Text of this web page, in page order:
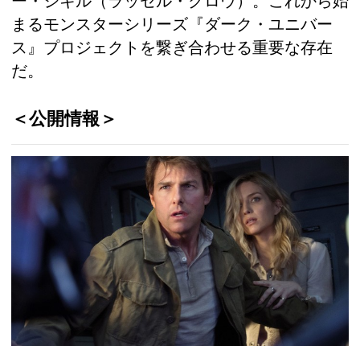
まるモンスターシリーズ『ダーク・ユニバー
ス』プロジェクトを繋ぎ合わせる重要な存在
だ。
＜公開情報＞